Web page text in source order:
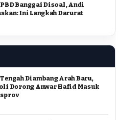
Banggai Disoal, Andi
Ini Langkah Darurat
Diambang Arah Baru,
Dorong Anwar Hafid Masuk